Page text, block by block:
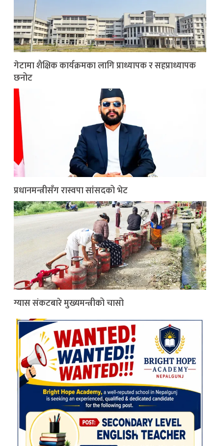
गेटामा शैक्षिक कार्यक्रमका लागि प्राध्यापक र सहप्राध्यापक
छनोट
प्रधानमन्त्रीसँग रास्वपा सांसदको भेट
ग्यास संकटबारे मुख्यमन्त्रीको चासो